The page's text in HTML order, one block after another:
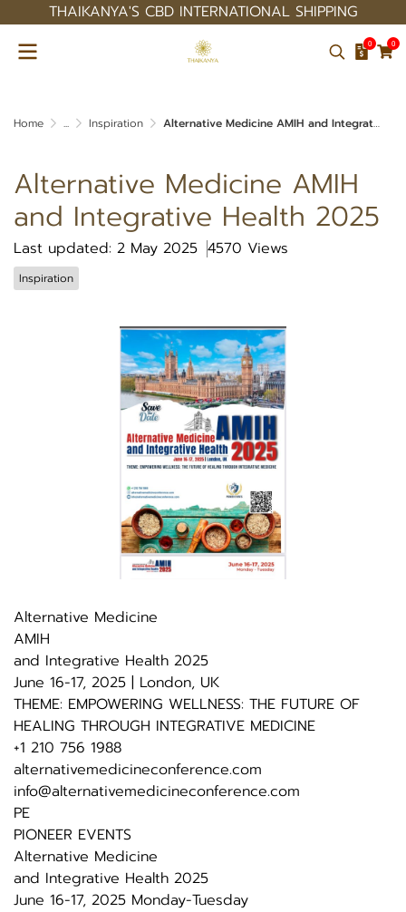
THAIKANYA'S CBD INTERNATIONAL SHIPPING
0 0
Home ... Inspiration Alternative Medicine AMIH and Integrative Health 2025
Alternative Medicine AMIH
and Integrative Health 2025
Last updated: 2 May 2025 4570 Views
Inspiration
Alternative Medicine
AMIH
and Integrative Health 2025
June 16-17, 2025 | London, UK
THEME: EMPOWERING WELLNESS: THE FUTURE OF
HEALING THROUGH INTEGRATIVE MEDICINE
+1 210 756 1988
alternativemedicineconference.com
info@alternativemedicineconference.com
PE
PIONEER EVENTS
Alternative Medicine
and Integrative Health 2025
June 16-17, 2025 Monday-Tuesday